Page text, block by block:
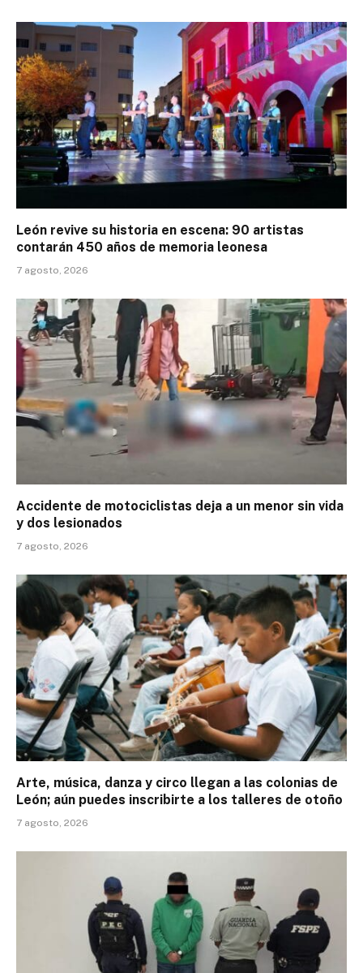
León revive su historia en escena: 90 artistas
contarán 450 años de memoria leonesa
7 agosto, 2026
Accidente de motociclistas deja a un menor sin vida
y dos lesionados
7 agosto, 2026
Arte, música, danza y circo llegan a las colonias de
León; aún puedes inscribirte a los talleres de otoño
7 agosto, 2026